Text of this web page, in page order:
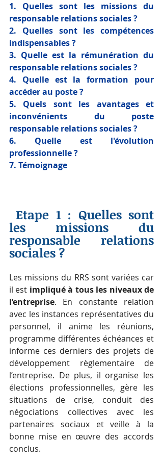
1. Quelles sont les missions du
responsable relations sociales ?
2. Quelles sont les compétences
indispensables ?
3. Quelle est la rémunération du
responsable relations sociales ?
4. Quelle est la formation pour
accéder au poste ?
5. Quels sont les avantages et
inconvénients du poste
responsable relations sociales ?
6. Quelle est l'évolution
professionnelle ?
7. Témoignage
les missions du
responsable relations
sociales ?
Les missions du RRS sont variées car
il est impliqué à tous les niveaux de
l’entreprise. En constante relation
avec les instances représentatives du
personnel, il anime les réunions,
programme différentes échéances et
informe ces derniers des projets de
développement règlementaire de
l’entreprise. De plus, il organise les
élections professionnelles, gère les
situations de crise, conduit des
négociations collectives avec les
partenaires sociaux et veille à la
bonne mise en œuvre des accords
conclus.